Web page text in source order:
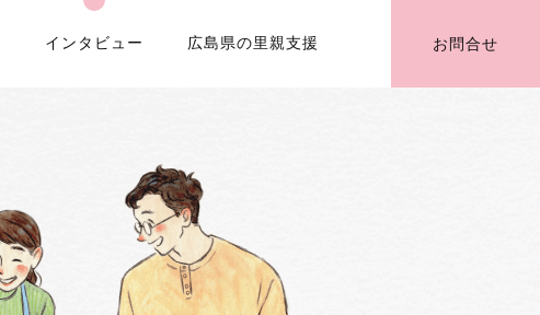
インタビュー 広島県の里親支援 お問合せ